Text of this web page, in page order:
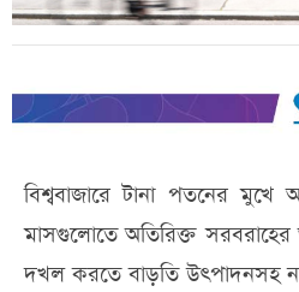
বিশ্ববাজারে টানা পতনের
মাসগুলোতে অতিরিক্ত
দখল করতে বাড়তি উৎপাদনসহ